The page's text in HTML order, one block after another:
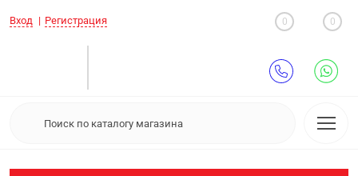
Вход Регистрация 0 0